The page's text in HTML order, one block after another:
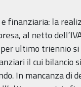
e finanziaria: la
al netto
ultimo triennio
il cui bilancio
In mancanza di